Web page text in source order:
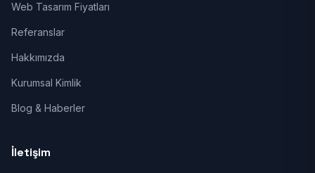
Web Tasarım Fiyatları
Referanslar
Hakkımızda
Kurumsal Kimlik
Blog & Haberler
İletişim